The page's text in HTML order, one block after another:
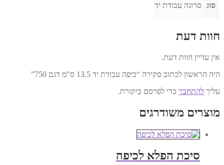
סוג סרוגה עבודת יד
חוות דעת
אין עדיין חוות דעת.
היה הראשון לכתוב סקירה “כיפה עבודת יד 13.5 ס"מ דגם 750”
עליך להתחבר כדי לפרסם ביקורת.
מוצרים משודרגים
סיכת הפלא לכיפה